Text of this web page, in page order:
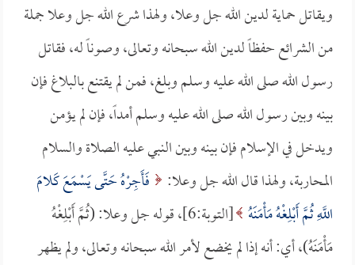
ويقاتل حماية لدين الله جل وعلا، ولهذا شرع الله جل وعلا جملة
من الشرائع حفظاً لدين الله سبحانه وتعالى، وصوناً له، فقاتل
رسول الله صلى الله عليه وسلم وبلغ، فمن لم يقتنع بالبلاغ فإن
بينه وبين رسول الله صلى الله عليه وسلم أمداً، فإن لم يؤمن
ويدخل في الإسلام فإن بينه وبين النبي عليه الصلاة والسلام
المحاربة، ولهذا قال الله جل وعلا:
فَأَجِرْهُ حَتَّى يَسْمَعَ كَلامَ
اللَّهِ ثُمَّ أَبْلِغْهُ مَأْمَنَهُ
[التوبة:6]، قوله جل وعلا: (ثُمَّ أَبْلِغْهُ
مَأْمَنَهُ)، أي: أنه إذا لم يخضع لأمر الله سبحانه وتعالى، ولم يظهر